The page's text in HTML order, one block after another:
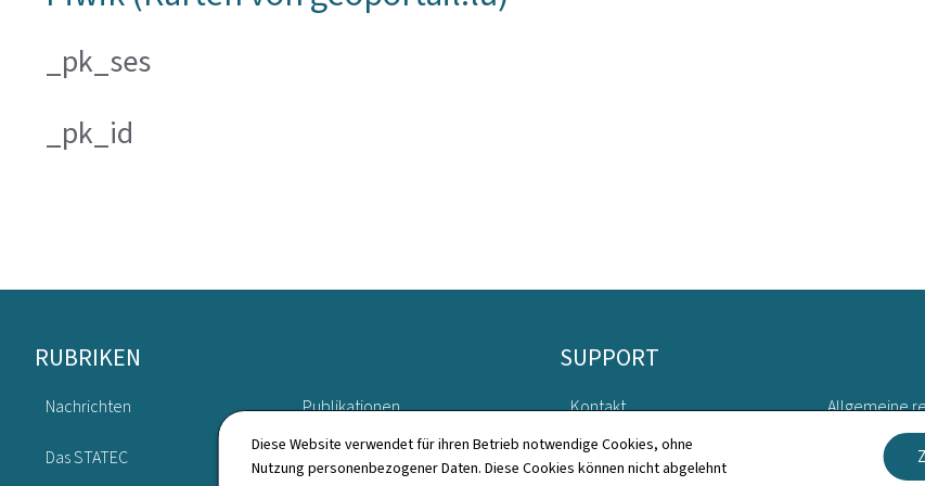
Diese Website verwendet für ihren Betrieb notwendige Cookies, ohne
Nutzung personenbezogener Daten. Diese Cookies können nicht abgelehnt
_pk_ses
_pk_id
Footer
RUBRIKEN
Nachrichten
Das STATEC
Publikationen
Verzeichnis
SUPPORT
Kontakt
Sitemap
Allgemeine